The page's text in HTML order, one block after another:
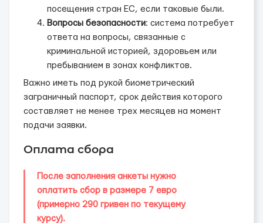
посещения стран ЕС, если таковые были.
Вопросы безопасности: система потребует
ответа на вопросы, связанные с
криминальной историей, здоровьем или
пребыванием в зонах конфликтов.
Важно иметь под рукой биометрический
заграничный паспорт, срок действия которого
составляет не менее трех месяцев на момент
подачи заявки.
Оплата сбора
После заполнения анкеты нужно
оплатить сбор в размере 7 евро
(примерно 290 гривен по текущему
курсу).